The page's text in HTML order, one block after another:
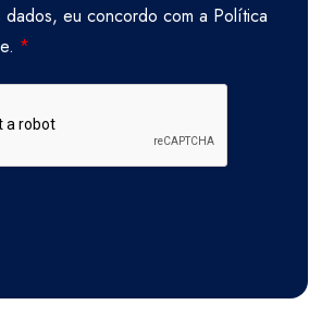
dados, eu concordo com a Política
*